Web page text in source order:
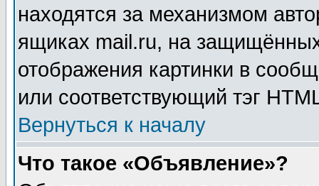
находятся за механизмом
ящиках mail.ru, на
отображения картинки в
или соответствующий тэг
Вернуться к началу
Что такое «Объявление»?